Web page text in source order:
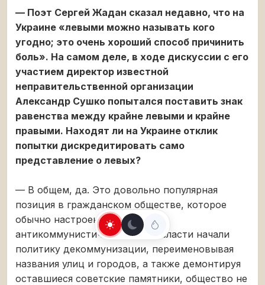
— Поэт Сергей Жадан сказал недавно, что на
Украине «левыми можно называть кого
угодно; это очень хороший способ причинить
боль». На самом деле, в ходе дискуссии с его
участием директор известной
неправительственной организации
Александр Сушко попытался поставить знак
равенства между крайне левыми и крайне
правыми. Находят ли на Украине отклик
попытки дискредитировать само
представление о левых?
— В общем, да. Это довольно популярная
позиция в гражданском обществе, которое
обычно настроено крайне
антикоммунистически. Когда власти начали
политику декоммунизации, переименовывая
названия улиц и городов, а также демонтируя
оставшиеся советские памятники, общество не